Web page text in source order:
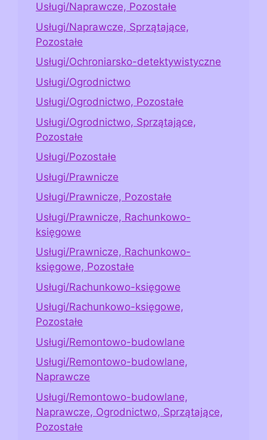
Usługi/Naprawcze, Pozostałe
Usługi/Naprawcze, Sprzątające,
Pozostałe
Usługi/Ochroniarsko-detektywistyczne
Usługi/Ogrodnictwo
Usługi/Ogrodnictwo, Pozostałe
Usługi/Ogrodnictwo, Sprzątające,
Pozostałe
Usługi/Pozostałe
Usługi/Prawnicze
Usługi/Prawnicze, Pozostałe
Usługi/Prawnicze, Rachunkowo-
księgowe
Usługi/Prawnicze, Rachunkowo-
księgowe, Pozostałe
Usługi/Rachunkowo-księgowe
Usługi/Rachunkowo-księgowe,
Pozostałe
Usługi/Remontowo-budowlane
Usługi/Remontowo-budowlane,
Naprawcze
Usługi/Remontowo-budowlane,
Naprawcze, Ogrodnictwo, Sprzątające,
Pozostałe